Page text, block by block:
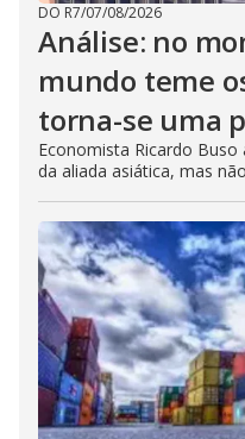
DO R7/07/08/2026
Análise: no
mundo teme
torna-se uma
Economista Ricardo
da aliada asiática, mas